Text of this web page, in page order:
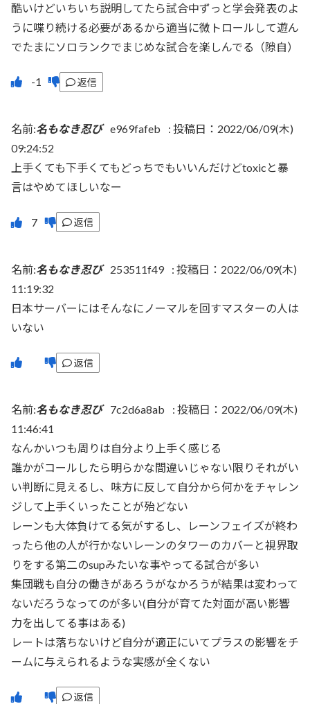
酷いけどいちいち説明してたら試合中ずっと学会発表のよ
うに喋り続ける必要があるから適当に微トロールして遊ん
でたまにソロランクでまじめな試合を楽しんでる（隙自）
返信
名前:名もなき忍び e969fafeb : 投稿日：2022/06/09(木)
09:24:52
上手くても下手くてもどっちでもいいんだけどtoxicと暴
言はやめてほしいなー
返信
名前:名もなき忍び 253511f49 : 投稿日：2022/06/09(木)
11:19:32
日本サーバーにはそんなにノーマルを回すマスターの人は
いない
返信
名前:名もなき忍び 7c2d6a8ab : 投稿日：2022/06/09(木)
11:46:41
なんかいつも周りは自分より上手く感じる
誰かがコールしたら明らかな間違いじゃない限りそれがい
い判断に見えるし、味方に反して自分から何かをチャレン
ジして上手くいったことが殆どない
レーンも大体負けてる気がするし、レーンフェイズが終わ
ったら他の人が行かないレーンのタワーのカバーと視界取
りをする第二のsupみたいな事やってる試合が多い
集団戦も自分の働きがあろうがなかろうが結果は変わって
ないだろうなってのが多い(自分が育てた対面が高い影響
力を出してる事はある)
レートは落ちないけど自分が適正にいてプラスの影響をチ
ームに与えられるような実感が全くない
返信